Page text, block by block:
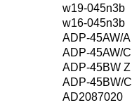
w19-045n3b
w16-045n3b
ADP-45AW/A
ADP-45AW/C
ADP-45BW Z
ADP-45BW/C
AD2087020